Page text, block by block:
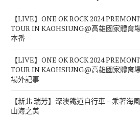
【LIVE】ONE OK ROCK 2024
TOUR IN KAOHSIUNG@高雄國家體育
本番
【LIVE】ONE OK ROCK 2024
TOUR IN KAOHSIUNG@高雄國家體育
場外記事
【新北 瑞芳】深澳鐵道自行車 – 乘著海
山海之美